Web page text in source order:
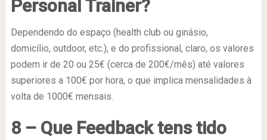
Personal Trainer?
Dependendo do espaço (health club ou ginásio,
domicílio, outdoor, etc.), e do profissional, claro, os valores
podem ir de 20 ou 25€ (cerca de 200€/mês) até valores
superiores a 100€ por hora, o que implica mensalidades à
volta de 1000€ mensais.
8 – Que Feedback tens tido